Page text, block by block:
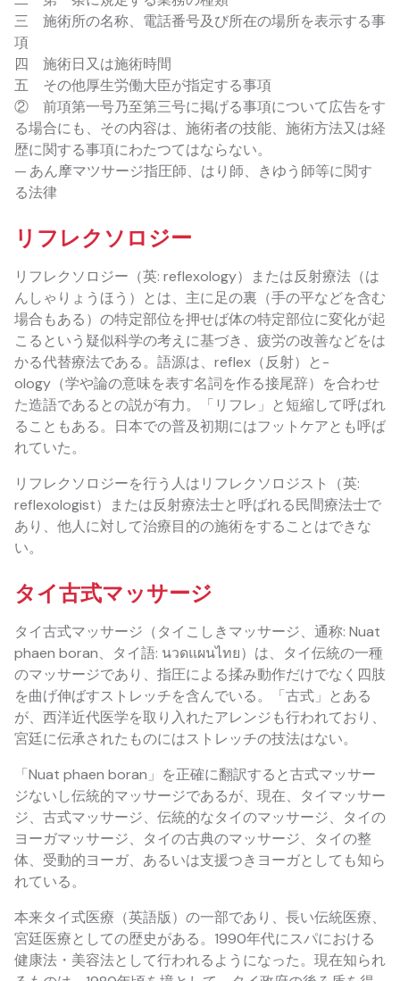
三 施術所の名称、電話番号及び所在の場所を表示する事
項
四 施術日又は施術時間
五 その他厚生労働大臣が指定する事項
② 前項第一号乃至第三号に掲げる事項について広告をす
る場合にも、その内容は、施術者の技能、施術方法又は経
歴に関する事項にわたつてはならない。
— あん摩マツサージ指圧師、はり師、きゆう師等に関す
る法律
リフレクソロジー
リフレクソロジー（英: reflexology）または反射療法（は
んしゃりょうほう）とは、主に足の裏（手の平などを含む
場合もある）の特定部位を押せば体の特定部位に変化が起
こるという疑似科学の考えに基づき、疲労の改善などをは
かる代替療法である。語源は、reflex（反射）と-
ology（学や論の意味を表す名詞を作る接尾辞）を合わせ
た造語であるとの説が有力。「リフレ」と短縮して呼ばれ
ることもある。日本での普及初期にはフットケアとも呼ば
れていた。
リフレクソロジーを行う人はリフレクソロジスト（英:
reflexologist）または反射療法士と呼ばれる民間療法士で
あり、他人に対して治療目的の施術をすることはできな
い。
タイ古式マッサージ
タイ古式マッサージ（タイこしきマッサージ、通称: Nuat
phaen boran、タイ語: นวดแผนไทย）は、タイ伝統の一種
のマッサージであり、指圧による揉み動作だけでなく四肢
を曲げ伸ばすストレッチを含んでいる。「古式」とある
が、西洋近代医学を取り入れたアレンジも行われており、
宮廷に伝承されたものにはストレッチの技法はない。
「Nuat phaen boran」を正確に翻訳すると古式マッサー
ジないし伝統的マッサージであるが、現在、タイマッサー
ジ、古式マッサージ、伝統的なタイのマッサージ、タイの
ヨーガマッサージ、タイの古典のマッサージ、タイの整
体、受動的ヨーガ、あるいは支援つきヨーガとしても知ら
れている。
本来タイ式医療（英語版）の一部であり、長い伝統医療、
宮廷医療としての歴史がある。1990年代にスパにおける
健康法・美容法として行われるようになった。現在知られ